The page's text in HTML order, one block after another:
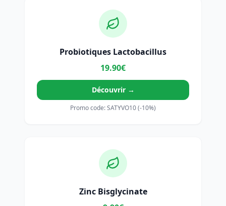
Probiotiques Lactobacillus
19.90€
Découvrir →
Promo code: SATYVO10 (-10%)
Zinc Bisglycinate